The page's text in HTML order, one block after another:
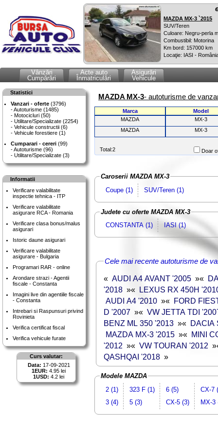
MAZDA MX-3 `2015
SUV/Teren
Culoare: Negru-perla
Combustibil: Motorina
Km bord: 157000 km
Locaţie: IASI -
Vânzări
Cumpărări
Acte auto
Înmatriculări
Asigurări
Vehicule
Statistici
Vanzari - oferte (3796)
Autoturisme (1485)
Motocicluri (50)
Utilitare/Specializate (2254)
Vehicule constructii (6)
Vehicule forestiere (1)
Cumparari - cereri (99)
Autoturisme (96)
Utilitare/Specializate (3)
Informatii
Verificare valabilitate
inspectie tehnica - ITP
Verificare valabilitate
asigurare RCA - Romania
Verificare clasa bonus/malus
asigurari
Istoric daune asigurari
Verificare valabilitate
asigurare - Bulgaria
Programari RAR - online
Arondare strazi - Agentii
fiscale - Constanta
Imagini live din agentiile fiscale
- Constanta
Intrebari si Raspunsuri privind
Rovinieta
Verifica certificat fiscal
Verifica vehicule furate
Curs valutar:
Data: 17-09-2021
1EUR: 4.95 lei
1USD: 4.2 lei
MAZDA MX-3- autoturisme de
Marca
Model
MAZDA
MX-3
MAZDA
MX-3
Total:2 Doar
Caroserii MAZDA MX-3
Coupe (1)
SUV/Teren (1)
Judete cu oferte MAZDA MX-3
CONSTANTA (1)
IASI (1)
Cele mai recente autoturisme de
« AUDI A4 AVANT '2005 »«
'2018 »« LEXUS RX 450H
AUDI A4 '2010 »« FORD
D '2007 »« VW JETTA TDI
BENZ ML 350 '2013 »« DACIA
MAZDA MX-3 '2015 »« MINI
'2012 »« VW TOURAN '2012 »
QASHQAI '2018 »
Modele MAZDA
2 (1)
3 (4)
323 F (1)
5 (3)
6 (5)
CX-5 (3)
CX-7
MX-3